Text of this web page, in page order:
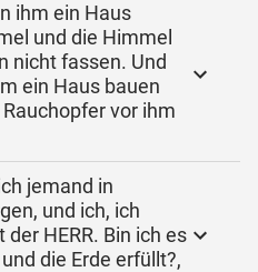
ihm ein Haus
und die Himmel
nicht fassen. Und
ein Haus bauen
vor ihm
jemand in
und ich, ich
HERR. Bin ich es
die Erde erfüllt?,